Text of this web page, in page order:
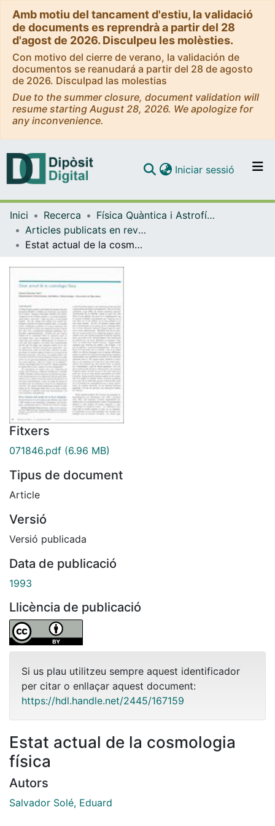
Amb motiu del tancament d'estiu, la validació
de documents es reprendrà a partir del 28
d'agost de 2026. Disculpeu les molèsties.
Con motivo del cierre de verano, la validación de
documentos se reanudará a partir del 28 de agosto
de 2026. Disculpad las molestias
Due to the summer closure, document validation will
resume starting August 28, 2026. We apologize for
any inconvenience.
Navega per tot el DD
Iniciar sessió (current)
Inici Recerca
Física Quàntica i Astrofísica
Articles publicats en revistes (Física Quàntica i Astrofísica)
Estat actual de la cosmologia física
Fitxers
071846.pdf (6.96 MB)
Tipus de document
Article
Versió
Versió publicada
Data de publicació
1993
Llicència de publicació
Si us plau utilitzeu sempre aquest identificador
per citar o enllaçar aquest document:
https://hdl.handle.net/2445/167159
Estat actual de la cosmologia
física
Autors
Salvador Solé, Eduard